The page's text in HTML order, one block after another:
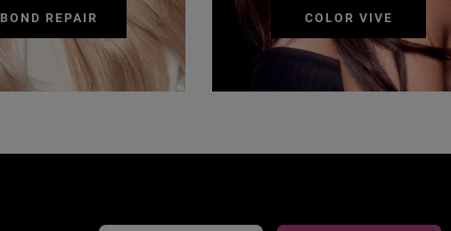
BOND REPAIR COLOR VIVE